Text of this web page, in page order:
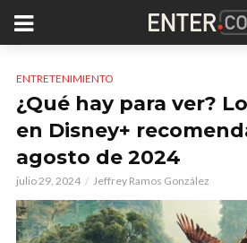
ENTRETENIMIENTO
¿Qué hay para ver?
en Disney+
agosto de 2024
julio 29, 2024 Jeffrey Ramos González